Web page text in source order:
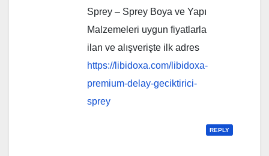
Sprey – Sprey Boya ve Yapı
Malzemeleri uygun fiyatlarla
ilan ve alışverişte ilk adres
https://libidoxa.com/libidoxa-
premium-delay-geciktirici-
sprey
REPLY